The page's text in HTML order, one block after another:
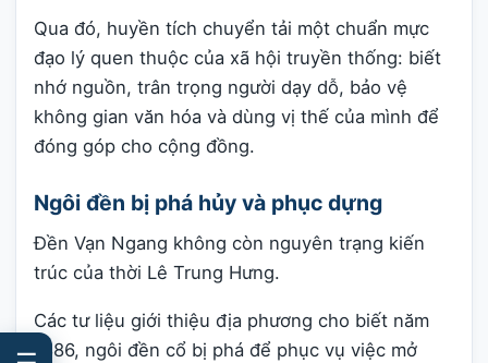
Qua đó, huyền tích chuyển tải một chuẩn mực
đạo lý quen thuộc của xã hội truyền thống: biết
nhớ nguồn, trân trọng người dạy dỗ, bảo vệ
không gian văn hóa và dùng vị thế của mình để
đóng góp cho cộng đồng.
Ngôi đền bị phá hủy và phục dựng
Đền Vạn Ngang không còn nguyên trạng kiến
trúc của thời Lê Trung Hưng.
Các tư liệu giới thiệu địa phương cho biết năm
1886, ngôi đền cổ bị phá để phục vụ việc mở